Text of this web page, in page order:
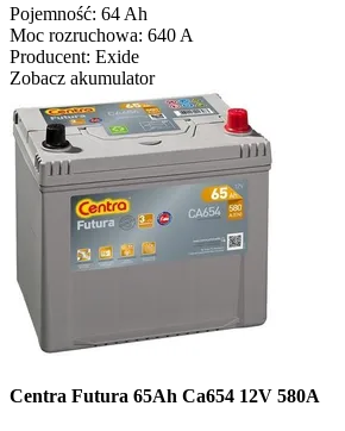
Pojemność: 64 Ah
Moc rozruchowa: 640 A
Producent: Exide
Zobacz akumulator
Centra Futura 65Ah Ca654 12V 580A